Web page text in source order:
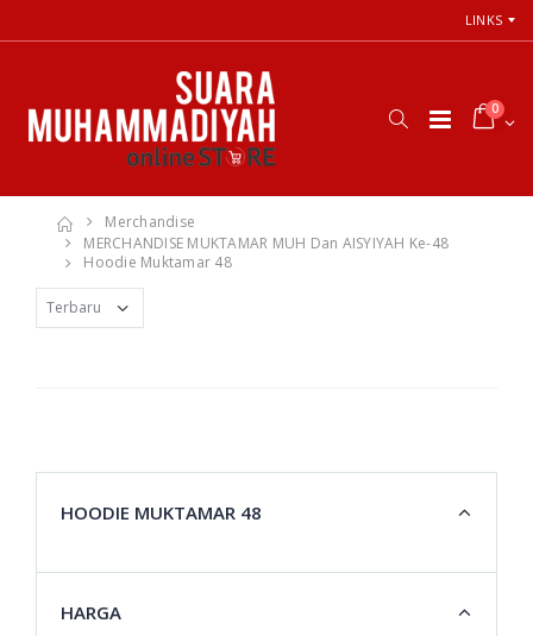
LINKS
0
Merchandise
MERCHANDISE MUKTAMAR MUH Dan AISYIYAH Ke-48
Hoodie Muktamar 48
HOODIE MUKTAMAR 48
HARGA